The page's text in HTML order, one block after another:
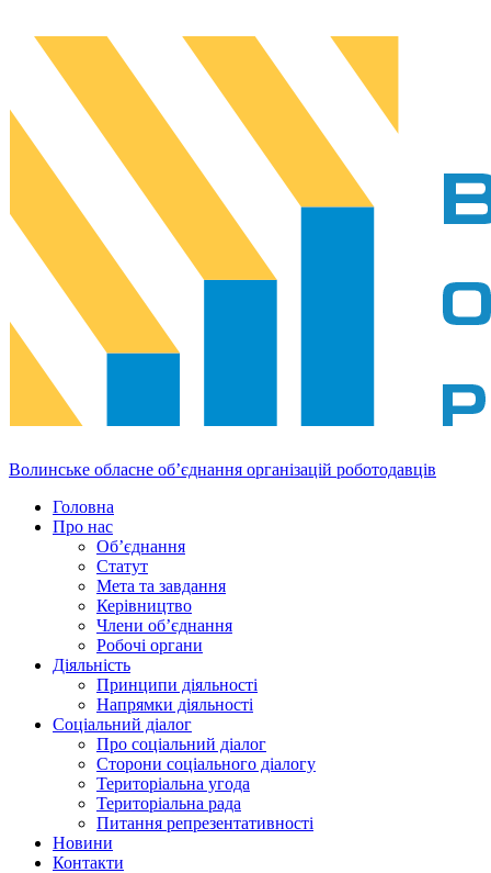
Волинське обласне об’єднання організацій роботодавців
Головна
Про нас
Об’єднання
Статут
Мета та завдання
Керівництво
Члени об’єднання
Робочі органи
Діяльність
Принципи діяльності
Напрямки діяльності
Соціальний діалог
Про соціальний діалог
Сторони соціального діалогу
Територіальна угода
Територіальна рада
Питання репрезентативності
Новини
Контакти